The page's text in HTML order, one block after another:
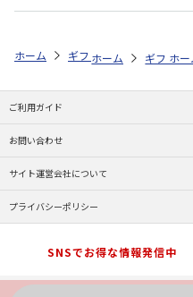
ホーム ギフトストア お中元
ホーム ギフトス
ホー
ご利用ガイド
お問い合わせ
サイト運営会社について
プライバシーポリシー
SNSでお得な情報発信中